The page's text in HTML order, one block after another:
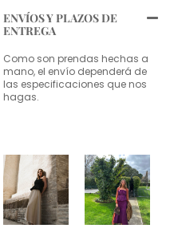
ENVÍOS Y PLAZOS DE
ENTREGA
Como son prendas hechas a
mano, el envío dependerá de
las especificaciones que nos
hagas.